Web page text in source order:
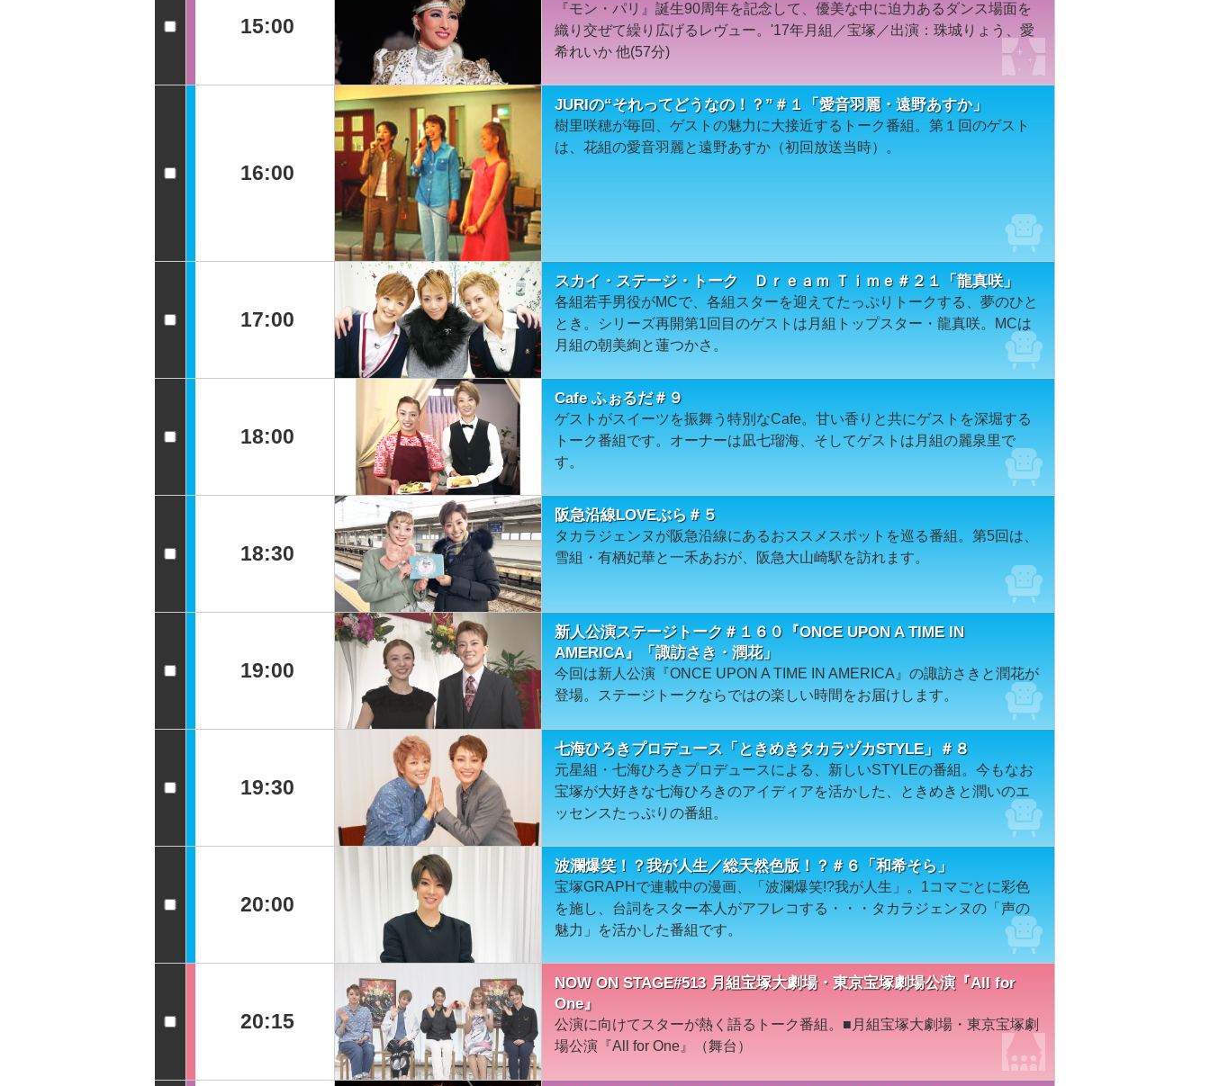
15:00
『モン・パリ』誕生90周年を記念して、優美な中に迫力あるダンス場面を
織り交ぜて繰り広げるレヴュー。'17年月組／宝塚／出演：珠城りょう、愛
希れいか 他(57分)
16:00
JURIの“それってどうなの！？”＃１「愛音羽麗・遠野あすか」
樹里咲穂が毎回、ゲストの魅力に大接近するトーク番組。第１回のゲスト
は、花組の愛音羽麗と遠野あすか（初回放送当時）。
17:00
スカイ・ステージ・トーク Ｄｒｅａｍ Ｔｉｍｅ＃２１「龍真咲」
各組若手男役がMCで、各組スターを迎えてたっぷりトークする、夢のひと
とき。シリーズ再開第1回目のゲストは月組トップスター・龍真咲。MCは
月組の朝美絢と蓮つかさ。
18:00
Cafe ふぉるだ＃９
ゲストがスイーツを振舞う特別なCafe。甘い香りと共にゲストを深堀する
トーク番組です。オーナーは凪七瑠海、そしてゲストは月組の麗泉里で
す。
18:30
阪急沿線LOVEぶら＃５
タカラジェンヌが阪急沿線にあるおススメスポットを巡る番組。第5回は、
雪組・有栖妃華と一禾あおが、阪急大山崎駅を訪れます。
19:00
新人公演ステージトーク＃１６０『ONCE UPON A TIME IN
AMERICA』「諏訪さき・潤花」
今回は新人公演『ONCE UPON A TIME IN AMERICA』の諏訪さきと潤花が
登場。ステージトークならではの楽しい時間をお届けします。
19:30
七海ひろきプロデュース「ときめきタカラヅカSTYLE」＃８
元星組・七海ひろきプロデュースによる、新しいSTYLEの番組。今もなお
宝塚が大好きな七海ひろきのアイディアを活かした、ときめきと潤いのエ
ッセンスたっぷりの番組。
20:00
波瀾爆笑！？我が人生／総天然色版！？＃６「和希そら」
宝塚GRAPHで連載中の漫画、「波瀾爆笑!?我が人生」。1コマごとに彩色
を施し、台詞をスター本人がアフレコする・・・タカラジェンヌの「声の
魅力」を活かした番組です。
20:15
NOW ON STAGE#513 月組宝塚大劇場・東京宝塚劇場公演『All for
One』
公演に向けてスターが熱く語るトーク番組。■月組宝塚大劇場・東京宝塚劇
場公演『All for One』（舞台）